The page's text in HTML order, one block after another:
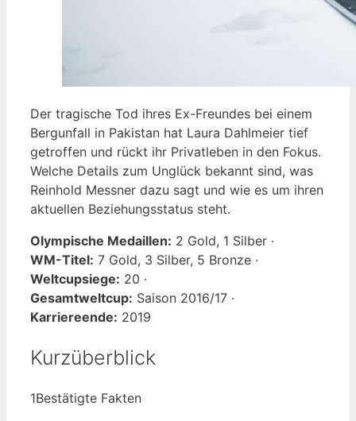
Der tragische Tod ihres Ex-Freundes bei einem
Bergunfall in Pakistan hat Laura Dahlmeier tief
getroffen und rückt ihr Privatleben in den Fokus.
Welche Details zum Unglück bekannt sind, was
Reinhold Messner dazu sagt und wie es um ihren
aktuellen Beziehungsstatus steht.
Olympische Medaillen: 2 Gold, 1 Silber ·
WM-Titel: 7 Gold, 3 Silber, 5 Bronze ·
Weltcupsiege: 20 ·
Gesamtweltcup: Saison 2016/17 ·
Karriereende: 2019
Kurzüberblick
1Bestätigte Fakten